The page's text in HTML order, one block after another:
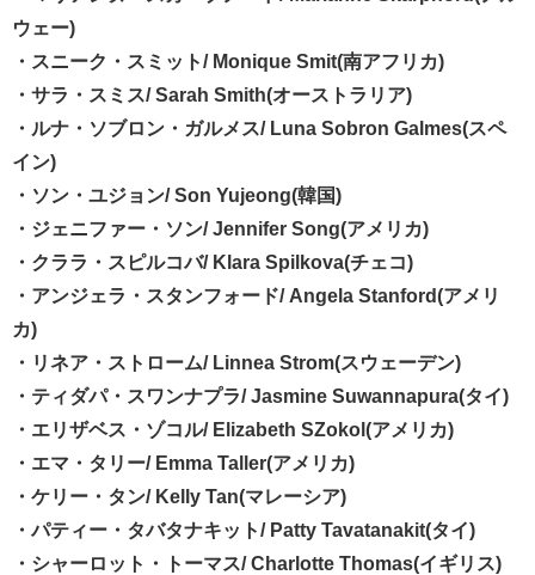
ウェー)
・スニーク・スミット/ Monique Smit(南アフリカ)
・サラ・スミス/ Sarah Smith(オーストラリア)
・ルナ・ソブロン・ガルメス/ Luna Sobron Galmes(スペ
イン)
・ソン・ユジョン/ Son Yujeong(韓国)
・ジェニファー・ソン/ Jennifer Song(アメリカ)
・クララ・スピルコバ/ Klara Spilkova(チェコ)
・アンジェラ・スタンフォード/ Angela Stanford(アメリ
カ)
・リネア・ストローム/ Linnea Strom(スウェーデン)
・ティダパ・スワンナプラ/ Jasmine Suwannapura(タイ)
・エリザベス・ゾコル/ Elizabeth SZokol(アメリカ)
・エマ・タリー/ Emma Taller(アメリカ)
・ケリー・タン/ Kelly Tan(マレーシア)
・パティー・タバタナキット/ Patty Tavatanakit(タイ)
・シャーロット・トーマス/ Charlotte Thomas(イギリス)